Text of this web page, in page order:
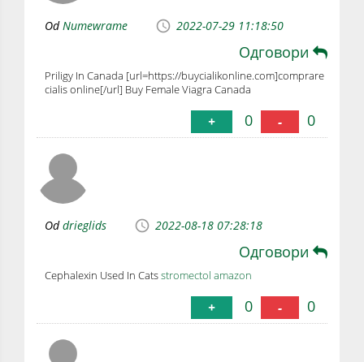
OdNumewrame 2022-07-29 11:18:50
Одговори
Priligy In Canada [url=https://buycialikonline.com]comprare
cialis online[/url] Buy Female Viagra Canada
+ 0 - 0
Oddrieglids 2022-08-18 07:28:18
Одговори
Cephalexin Used In Catsstromectol amazon
+ 0 - 0